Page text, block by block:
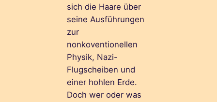
sich die Haare über
seine Ausführungen
zur
nonkoventionellen
Physik, Nazi-
Flugscheiben und
einer hohlen Erde.
Doch wer oder was